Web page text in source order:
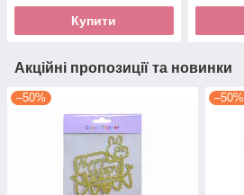
Купити
Акційні пропозиції та новинки
–50% –50%